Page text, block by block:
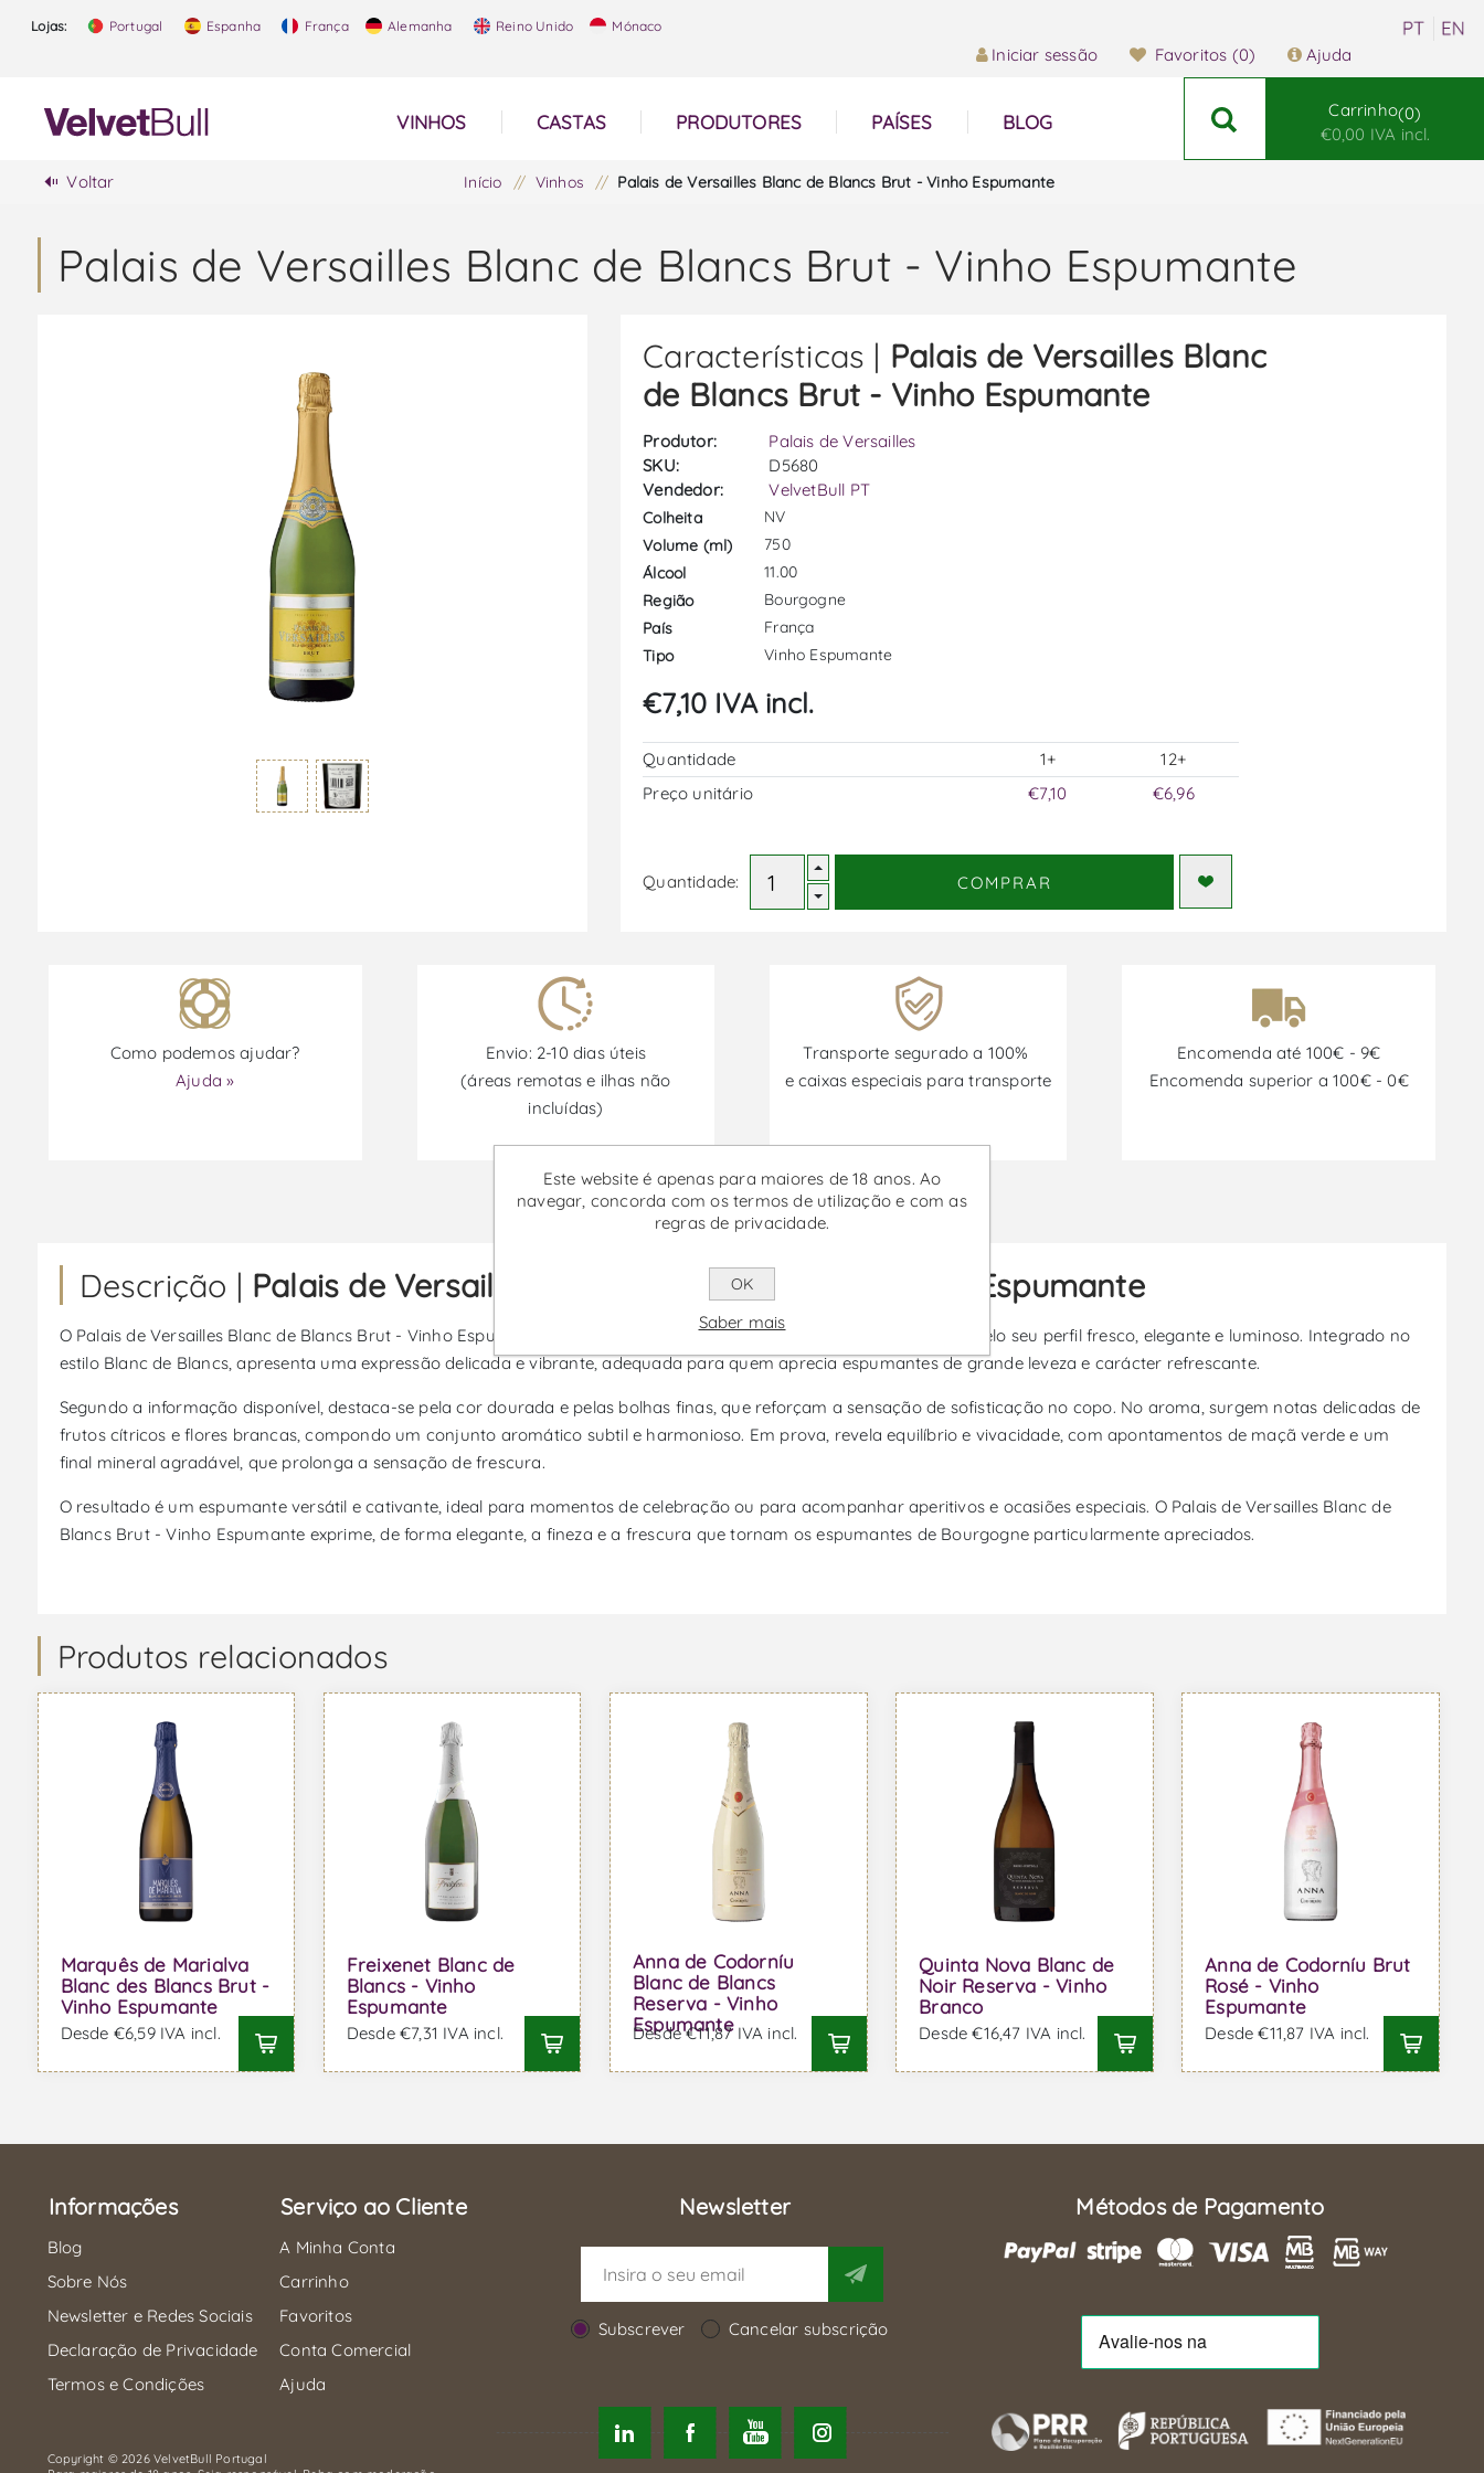
Lojas: Portugal Espanha França Alemanha Reino Unido Mónaco
Iniciar sessão Favoritos (0) Ajuda
VINHOS CASTAS PRODUTORES PAÍSES BLOG
Carrinho 0
€0,00 IVA incl.
Voltar Início / Vinhos / Palais de Versailles Blanc de Blancs Brut - Vinho Espumante
Palais de Versailles Blanc de Blancs Brut - Vinho Espumante
Características | Palais de Versailles Blanc
de Blancs Brut - Vinho Espumante
Produtor:
Palais de Versailles
SKU:
D5680
Vendedor:
VelvetBull PT
Colheita
NV
Volume (ml)
750
Álcool
11.00
Região
Bourgogne
País
França
Tipo
Vinho Espumante
€7,10 IVA incl.
Quantidade 1+
12+
Preço unitário
€7,10 €6,96
Quantidade: COMPRAR
Como podemos ajudar?
Ajuda »
Envio: 2-10 dias úteis
(áreas remotas e ilhas não
incluídas)
Transporte segurado a 100%
e caixas especiais para transporte
Encomenda até 100€ - 9€
Encomenda superior a 100€ - 0€
Promoções disponíveis de 30/06/2026 a 30/09/2026
Descrição | Palais de Versailles Blanc de Blancs Brut - Vinho Espumante
O Palais de Versailles Blanc de Blancs Brut - Vinho Espumante é um espumante da região de Bourgogne, conhecido pelo seu perfil fresco, elegante e luminoso. Integrado no
estilo Blanc de Blancs, apresenta uma expressão delicada e vibrante, adequada para quem aprecia espumantes de grande leveza e carácter refrescante.
Segundo a informação disponível, destaca-se pela cor dourada e pelas bolhas finas, que reforçam a sensação de sofisticação no copo. No aroma, surgem notas delicadas de
frutos cítricos e flores brancas, compondo um conjunto aromático subtil e harmonioso. Em prova, revela equilíbrio e vivacidade, com apontamentos de maçã verde e um
final mineral agradável, que prolonga a sensação de frescura.
O resultado é um espumante versátil e cativante, ideal para momentos de celebração ou para acompanhar aperitivos e ocasiões especiais. O Palais de Versailles Blanc de
Blancs Brut - Vinho Espumante exprime, de forma elegante, a fineza e a frescura que tornam os espumantes de Bourgogne particularmente apreciados.
Produtos relacionados
Marquês de Marialva
Blanc des Blancs Brut -
Vinho Espumante
Desde €6,59 IVA incl.
Freixenet Blanc de
Blancs - Vinho
Espumante
Desde €7,31 IVA incl.
Anna de Codorníu
Blanc de Blancs
Reserva - Vinho
Espumante
Desde €11,87 IVA incl.
Quinta Nova Blanc de
Noir Reserva - Vinho
Branco
Desde €16,47 IVA incl.
Anna de Codorníu Brut
Rosé - Vinho
Espumante
Desde €11,87 IVA incl.
Informações
Blog
Sobre Nós
Newsletter e Redes Sociais
Declaração de Privacidade
Termos e Condições
Serviço ao Cliente
A Minha Conta
Carrinho
Favoritos
Conta Comercial
Ajuda
Newsletter
Subscrever Cancelar subscrição
Métodos de Pagamento
Copyright © 2026 VelvetBull Portugal
Este website é apenas para maiores de 18 anos. Ao
navegar, concorda com os termos de utilização e com as
regras de privacidade.
OK
Saber mais